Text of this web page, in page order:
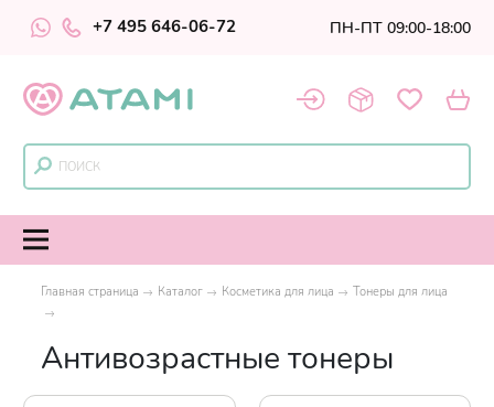
+7 495 646-06-72 ПН-ПТ 09:00-18:00
Главная страница Каталог Косметика для лица Тонеры для лица
Антивозрастные тонеры